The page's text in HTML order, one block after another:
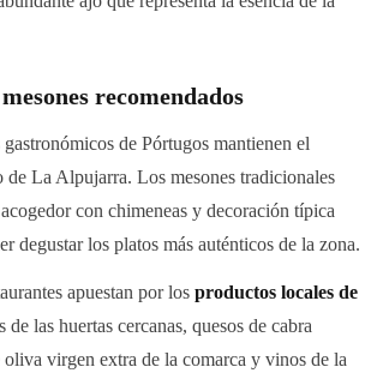
recomendados
de Pórtugos mantienen el
de La Alpujarra. Los mesones tradicionales
con chimeneas y decoración típica
degustar los platos más auténticos de la zona.
apuestan por los productos locales de
de las huertas cercanas, quesos de cabra
oliva virgen extra de la comarca y vinos de la